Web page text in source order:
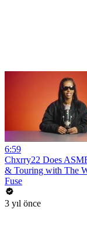
6:59
Chxrry22 Does
& Touring with The
Fuse
3 yıl önce